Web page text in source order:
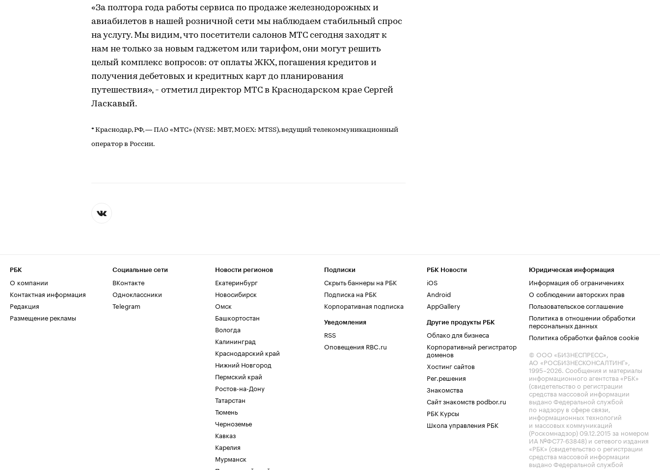
«За полтора года работы сервиса по продаже железнодорожных и
авиабилетов в нашей розничной сети мы наблюдаем стабильный спрос
на услугу. Мы видим, что посетители салонов МТС сегодня заходят к
нам не только за новым гаджетом или тарифом, они могут решить
целый комплекс вопросов: от оплаты ЖКХ, погашения кредитов и
получения дебетовых и кредитных карт до планирования
путешествия», - отметил директор МТС в Краснодарском крае Сергей
Ласкавый.
* Краснодар, РФ, — ПАО «МТС» (NYSE: MBT, MOEX: MTSS), ведущий телекоммуникационный
оператор в России.
РБК
О компании
Контактная информация
Редакция
Размещение рекламы
Социальные сети
ВКонтакте
Одноклассники
Telegram
Новости регионов
Екатеринбург
Новосибирск
Омск
Башкортостан
Вологда
Калининград
Краснодарский край
Нижний Новгород
Пермский край
Ростов-на-Дону
Татарстан
Тюмень
Черноземье
Кавказ
Карелия
Мурманск
Подписки
Скрыть баннеры на РБК
Подписка на РБК
Корпоративная подписка
Уведомления
RSS
Оповещения RBC.ru
РБК Новости
iOS
Android
AppGallery
Другие продукты РБК
Облако для бизнеса
Корпоративный регистратор
доменов
Хостинг сайтов
Рег.решения
Знакомства
Сайт знакомств podbor.ru
РБК Курсы
Школа управления РБК
Юридическая информация
Информация об ограничениях
О соблюдении авторских прав
Пользовательское соглашение
Политика в отношении обработки
персональных данных
Политика обработки файлов cookie
© ООО «БИЗНЕСПРЕСС»,
АО «РОСБИЗНЕСКОНСАЛТИНГ»,
1995–2026. Сообщения и материалы
информационного агентства «РБК»
(свидетельство о регистрации
средства массовой информации
выдано Федеральной службой
по надзору в сфере связи,
информационных технологий
и массовых коммуникаций
(Роскомнадзор) 09.12.2015 за номером
ИА №ФС77-63848) и сетевого издания
«РБК» (свидетельство о регистрации
средства массовой информации
выдано Федеральной службой